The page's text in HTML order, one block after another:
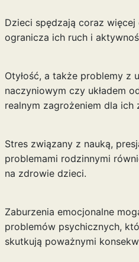
Dzieci spędzają coraz
ogranicza ich ruch i
Otyłość, a także problemy z
naczyniowym czy układem
realnym zagrożeniem dla ich
Stres związany z nauką,
problemami rodzinnymi
na zdrowie dzieci.
Zaburzenia emocjonalne
problemów psychicznych,
skutkują poważnymi